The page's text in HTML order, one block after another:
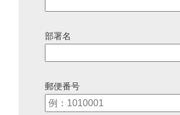
部署名
郵便番号